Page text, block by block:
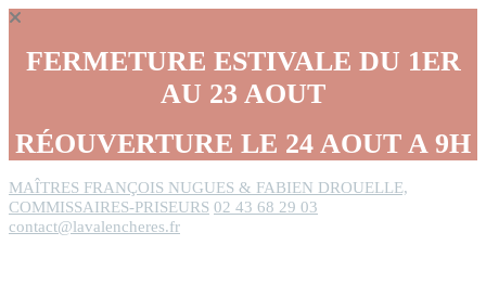
FERMETURE ESTIVALE DU 1ER
AU 23 AOUT
RÉOUVERTURE LE 24 AOUT A 9H
MAÎTRES FRANÇOIS NUGUES & FABIEN DROUELLE,
COMMISSAIRES-PRISEURS 02 43 68 29 03
contact@lavalencheres.fr
Panneau de gestion des cookies